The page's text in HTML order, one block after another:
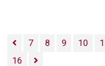
7 8 9 10
16